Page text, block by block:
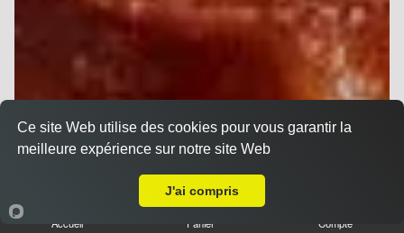
Accueil Panier Compte
Ce site Web utilise des cookies pour vous garantir la
meilleure expérience sur notre site Web
J'ai compris